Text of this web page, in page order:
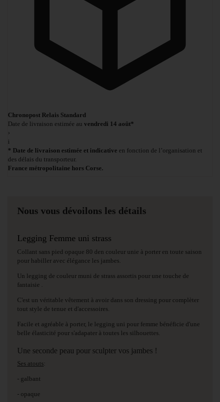
Chronopost Relais Standard
Date de livraison estimée au vendredi 14 août*
›
i
* Date de livraison estimée et indicative en fonction de l’organisation et
des délais du transporteur.
France métropolitaine hors Corse.
Nous vous dévoilons les détails
Legging Femme uni strass
Collant sans pied opaque 80 den couleur unie à porter en toute saison
pour habiller avec élégance les jambes.
Un legging de couleur muni de strass assortis pour une touche de
fantaisie .
C'est un véritable vêtement à avoir dans son dressing pour complèter
tout style de tenue et d'accessoires.
Facile et agréable à porter, le legging uni pour femme bénéficie d'une
belle élasticité pour s'adapater à toutes les silhouettes.
Une seconde peau pour sculpter vos jambes !
Ses atouts:
- galbant
- opaque